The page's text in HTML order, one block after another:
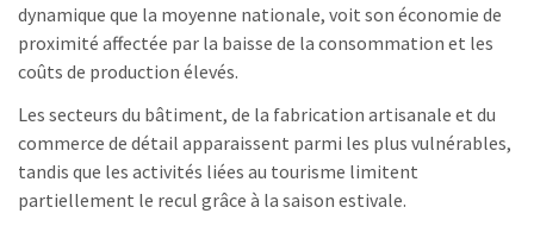
dynamique que la moyenne nationale, voit son économie de
proximité affectée par la baisse de la consommation et les
coûts de production élevés.
Les secteurs du bâtiment, de la fabrication artisanale et du
commerce de détail apparaissent parmi les plus vulnérables,
tandis que les activités liées au tourisme limitent
partiellement le recul grâce à la saison estivale.